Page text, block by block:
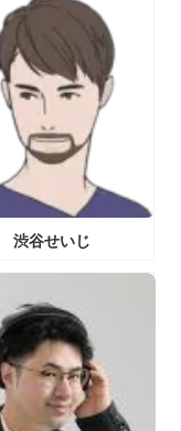
渋谷せいじ